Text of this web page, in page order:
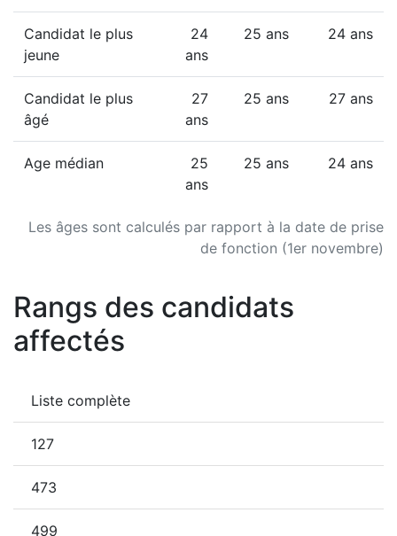
Les âges sont calculés par rapport à la date de prise
de fonction (1er novembre)
Candidat le plus
jeune
24
ans
25 ans 24 ans
Candidat le plus
âgé
27
ans
25 ans 27 ans
Age médian
25
ans
25 ans 24 ans
Rangs des candidats
affectés
Liste complète
127
473
499